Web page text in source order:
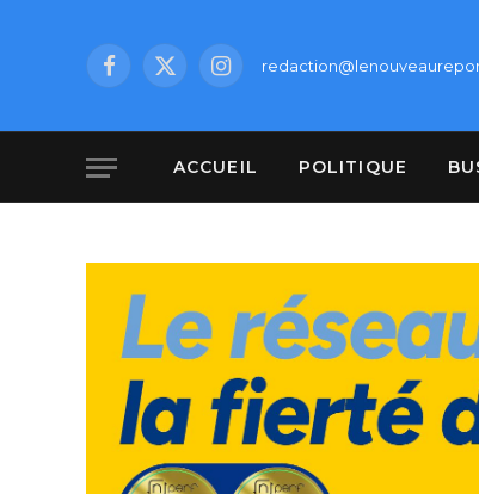
Facebook
X
Instagram
ACCUEIL POLITIQUE